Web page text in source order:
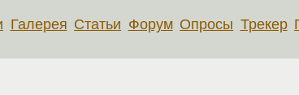
Галерея Статьи Форум Опросы Трекер